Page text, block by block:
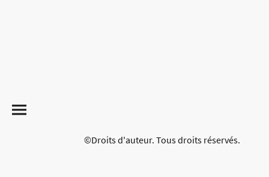
©Droits d'auteur. Tous droits réservés.